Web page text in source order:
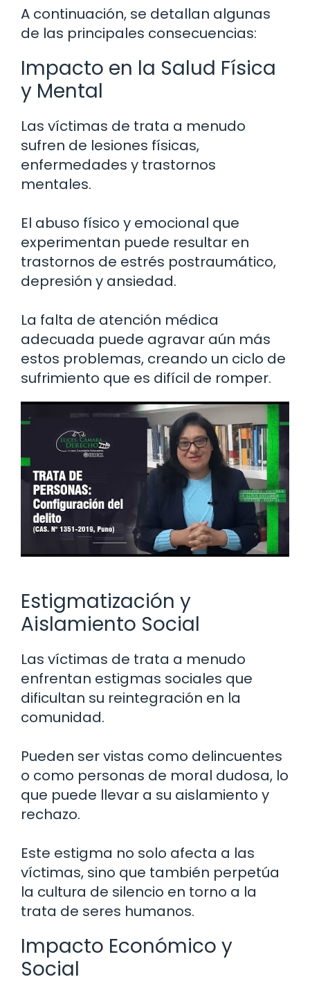
A continuación, se detallan algunas
de las principales consecuencias:
Impacto en la Salud Física
y Mental
Las víctimas de trata a menudo
sufren de lesiones físicas,
enfermedades y trastornos
mentales.
El abuso físico y emocional que
experimentan puede resultar en
trastornos de estrés postraumático,
depresión y ansiedad.
La falta de atención médica
adecuada puede agravar aún más
estos problemas, creando un ciclo de
sufrimiento que es difícil de romper.
Estigmatización y
Aislamiento Social
Las víctimas de trata a menudo
enfrentan estigmas sociales que
dificultan su reintegración en la
comunidad.
Pueden ser vistas como delincuentes
o como personas de moral dudosa, lo
que puede llevar a su aislamiento y
rechazo.
Este estigma no solo afecta a las
víctimas, sino que también perpetúa
la cultura de silencio en torno a la
trata de seres humanos.
Impacto Económico y
Social